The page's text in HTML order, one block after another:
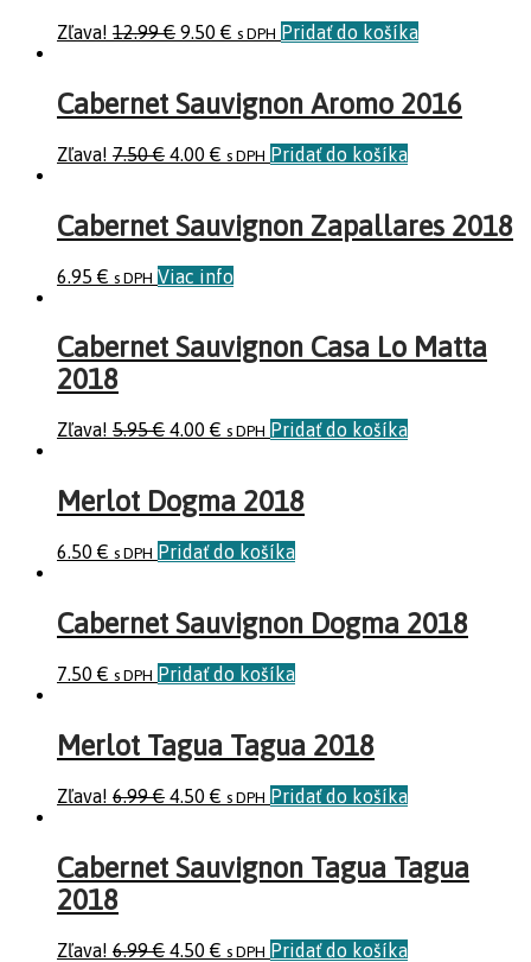
Zľava! 12.99€ 9.50 € s DPH Pridať do košíka
Cabernet Sauvignon Aromo 2016
Zľava! 7.50€ 4.00 € s DPH Pridať do košíka
Cabernet Sauvignon Zapallares 2018
6.95 € s DPH Viac info
Cabernet Sauvignon Casa Lo Matta
2018
Zľava! 5.95€ 4.00 € s DPH Pridať do košíka
Merlot Dogma 2018
6.50 € s DPH Pridať do košíka
Cabernet Sauvignon Dogma 2018
7.50 € s DPH Pridať do košíka
Merlot Tagua Tagua 2018
Zľava! 6.99€ 4.50 € s DPH Pridať do košíka
Cabernet Sauvignon Tagua Tagua
2018
Zľava! 6.99€ 4.50 € s DPH Pridať do košíka